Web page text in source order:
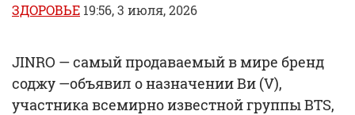
ЗДОРОВЬЕ 19:56, 3 июля, 2026
JINRO — самый продаваемый в мире бренд
соджу —объявил о назначении Ви (V),
участника всемирно известной группы BTS,